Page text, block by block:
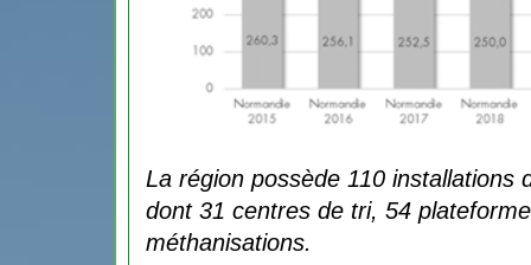
La région possède 110 installations
dont 31 centres de tri, 54
méthanisations.